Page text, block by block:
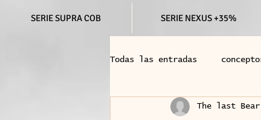
SERIE SUPRA COB SERIE NEXUS +35%
Todas las entradas
The last Bear